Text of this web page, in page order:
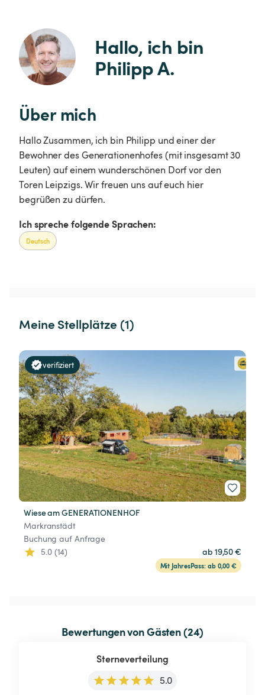
Hallo, ich bin
Philipp A.
Über mich
Hallo Zusammen, ich bin Philipp und einer der
Bewohner des Generationenhofes (mit insgesamt 30
Leuten) auf einem wunderschönen Dorf vor den
Toren Leipzigs. Wir freuen uns auf euch hier
begrüßen zu dürfen.
Ich spreche folgende Sprachen:
Deutsch
Meine Stellplätze (1)
verifiziert
Wiese am GENERATIONENHOF
Markranstädt
Buchung auf Anfrage
5.0 (14)
ab 19,50 €
Mit JahresPass: ab 0,00 €
Bewertungen von Gästen (24)
Sterneverteilung
5.0